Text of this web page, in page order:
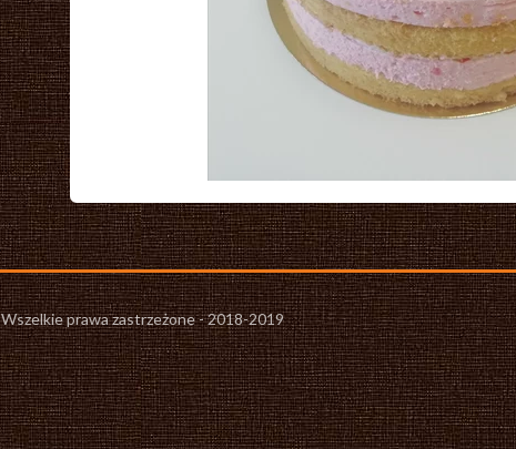
Wszelkie prawa zastrzeżone - 2018-2019